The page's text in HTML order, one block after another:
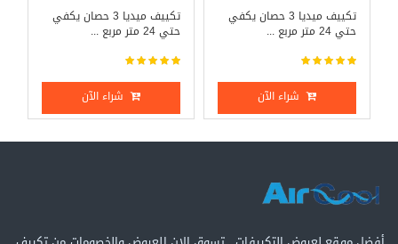
تكييف ميديا 3 حصان يكفي
حتي 24 متر مربع ...
شراء الآن
تكييف ميديا 3 حصان يكفي
حتي 24 متر مربع ...
شراء الآن